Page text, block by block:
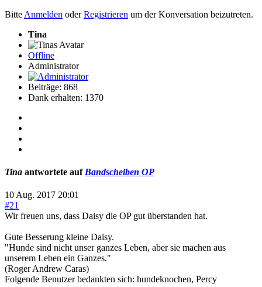
Bitte Anmelden oderRegistrieren um der Konversation beizutreten.
Tina
Offline
Administrator
Beiträge: 868
Dank erhalten: 1370
Tina antwortete auf Bandscheiben OP
10 Aug. 2017 20:01
#21
Wir freuen uns, dass Daisy die OP gut überstanden hat.
Gute Besserung kleine Daisy.
"Hunde sind nicht unser ganzes Leben, aber sie machen aus
unserem Leben ein Ganzes."
(Roger Andrew Caras)
Folgende Benutzer bedankten sich: hundeknochen, Percy